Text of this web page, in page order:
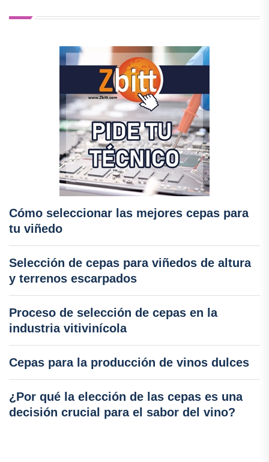
Cómo seleccionar las mejores cepas para
tu viñedo
Selección de cepas para viñedos de altura
y terrenos escarpados
Proceso de selección de cepas en la
industria vitivinícola
Cepas para la producción de vinos dulces
¿Por qué la elección de las cepas es una
decisión crucial para el sabor del vino?